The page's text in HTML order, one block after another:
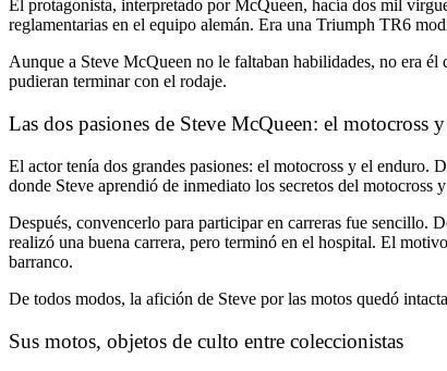
El protagonista, interpretado por McQueen, hacía dos mil
reglamentarias en el equipo alemán. Era una Triumph TR6
Aunque a Steve McQueen no le faltaban habilidades, no era
pudieran terminar con el rodaje.
Las dos pasiones de Steve McQueen: el motocross
El actor tenía dos grandes pasiones: el motocross y el enduro.
donde Steve aprendió de inmediato los secretos del
Después, convencerlo para participar en carreras fue sencillo.
realizó una buena carrera, pero terminó en el hospital. El
barranco.
De todos modos, la afición de Steve por las motos quedó
Sus motos, objetos de culto entre coleccionistas